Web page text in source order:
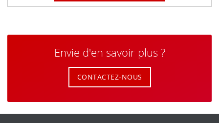
Envie d'en savoir plus ?
CONTACTEZ-NOUS